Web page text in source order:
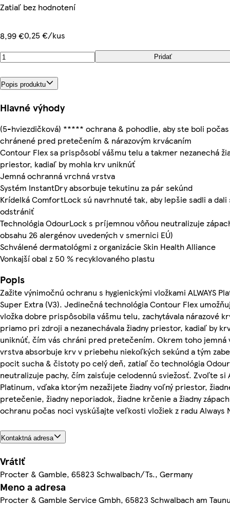
Zatiaľ bez hodnotení
8,99 €0,25 €/kus
Pridať
Popis produktu
Hlavné výhody
(5-hviezdičková) ***** ochrana & pohodlie, aby ste boli
chránené pred pretečením & nárazovým krvácaním
Contour Flex sa prispôsobí vášmu telu a takmer nezanechá
priestor, kadiaľ by mohla krv uniknúť
Jemná ochranná vrchná vrstva
Systém InstantDry absorbuje tekutinu za pár sekúnd
Krídelká ComfortLock sú navrhnuté tak, aby lepšie sadli a dali
odstrániť
Technológia OdourLock s príjemnou vôňou neutralizuje
obsahu 26 alergénov uvedených v smernici EÚ)
Schválené dermatológmi z organizácie Skin Health Alliance
Vonkajší obal z 50 % recyklovaného plastu
Popis
Zažite výnimočnú ochranu s hygienickými vložkami ALWAYS
Super Extra (V3). Jedinečná technológia Contour Flex
vložka dobre prispôsobila vášmu telu, zachytávala nárazové
priamo pri zdroji a nezanechávala žiadny priestor, kadiaľ by
uniknúť, čím vás chráni pred pretečením. Okrem toho jemná
vrstva absorbuje krv v priebehu niekoľkých sekúnd a tým
pocit sucha & čistoty po celý deň, zatiaľ čo technológia
neutralizuje pachy, čím zaisťuje celodennú sviežosť. Zvoľte si
Platinum, vďaka ktorým nezažijete žiadny voľný priestor,
pretečenie, žiadny neporiadok, žiadne krčenie a žiadny
ochranu počas noci vyskúšajte veľkosti vložiek z radu Always
Kontaktná adresa
Vrátiť
Procter & Gamble, 65823 Schwalbach/Ts., Germany
Meno a adresa
Procter & Gamble Service Gmbh, 65823 Schwalbach am